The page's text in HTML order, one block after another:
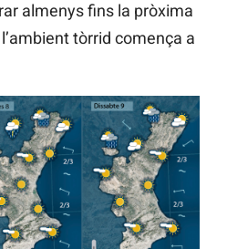
almenys fins la pròxima
tòrrid comença a